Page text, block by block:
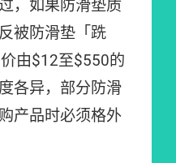
，如果防滑垫质
被防滑垫「跣
由$12至$550的
各异，部分防滑
产品时必须格外